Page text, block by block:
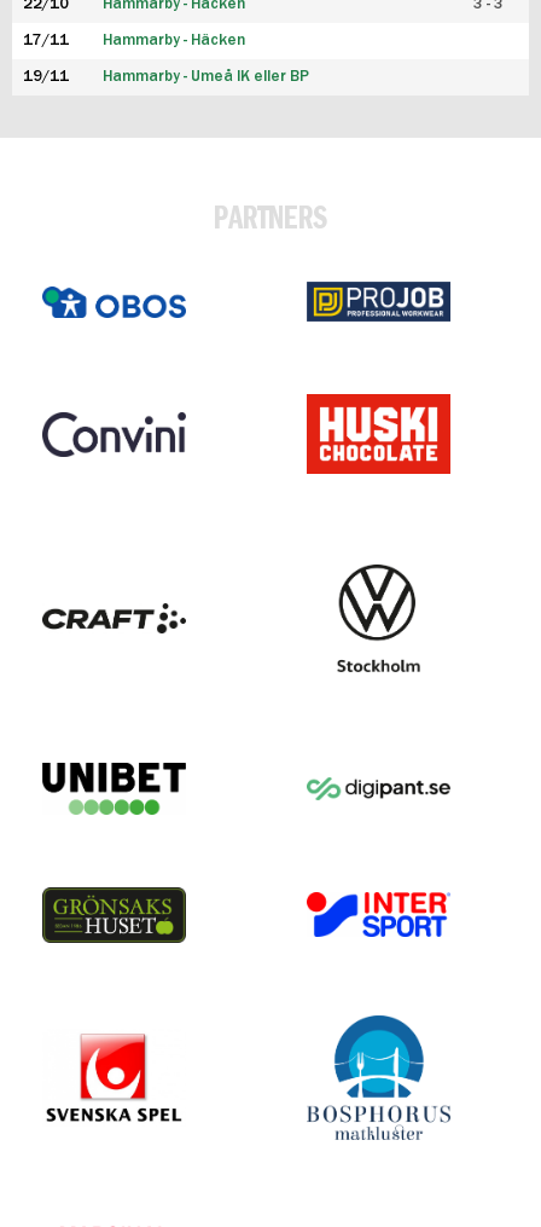
22/10 Hammarby - Häcken 3 - 3
17/11 Hammarby - Häcken
19/11 Hammarby - Umeå IK eller BP
PARTNERS